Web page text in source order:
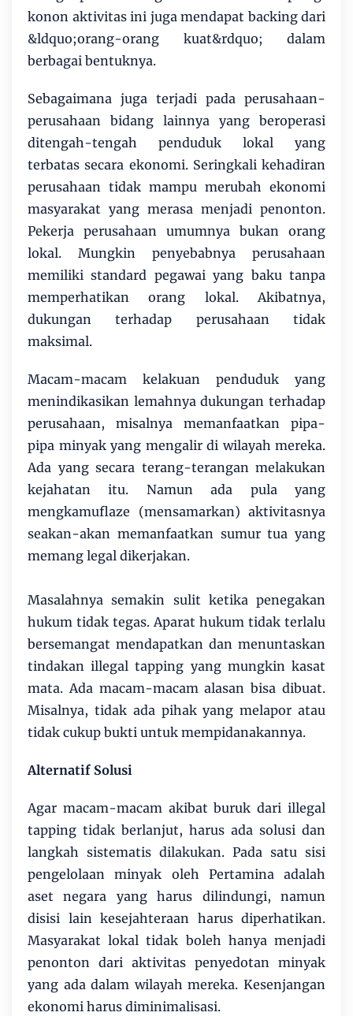
konon aktivitas ini juga mendapat backing dari
&ldquo;orang-orang kuat&rdquo; dalam
berbagai bentuknya.
Sebagaimana juga terjadi pada perusahaan-
perusahaan bidang lainnya yang beroperasi
ditengah-tengah penduduk lokal yang
terbatas secara ekonomi. Seringkali kehadiran
perusahaan tidak mampu merubah ekonomi
masyarakat yang merasa menjadi penonton.
Pekerja perusahaan umumnya bukan orang
lokal. Mungkin penyebabnya perusahaan
memiliki standard pegawai yang baku tanpa
memperhatikan orang lokal. Akibatnya,
dukungan terhadap perusahaan tidak
maksimal.
Macam-macam kelakuan penduduk yang
menindikasikan lemahnya dukungan terhadap
perusahaan, misalnya memanfaatkan pipa-
pipa minyak yang mengalir di wilayah mereka.
Ada yang secara terang-terangan melakukan
kejahatan itu. Namun ada pula yang
mengkamuflaze (mensamarkan) aktivitasnya
seakan-akan memanfaatkan sumur tua yang
memang legal dikerjakan.
Masalahnya semakin sulit ketika penegakan
hukum tidak tegas. Aparat hukum tidak terlalu
bersemangat mendapatkan dan menuntaskan
tindakan illegal tapping yang mungkin kasat
mata. Ada macam-macam alasan bisa dibuat.
Misalnya, tidak ada pihak yang melapor atau
tidak cukup bukti untuk mempidanakannya.
Alternatif Solusi
Agar macam-macam akibat buruk dari illegal
tapping tidak berlanjut, harus ada solusi dan
langkah sistematis dilakukan. Pada satu sisi
pengelolaan minyak oleh Pertamina adalah
aset negara yang harus dilindungi, namun
disisi lain kesejahteraan harus diperhatikan.
Masyarakat lokal tidak boleh hanya menjadi
penonton dari aktivitas penyedotan minyak
yang ada dalam wilayah mereka. Kesenjangan
ekonomi harus diminimalisasi.